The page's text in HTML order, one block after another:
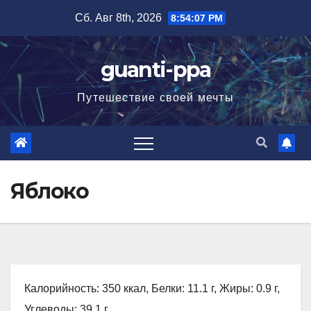
содержимому
Сб. Авг 8th, 2026 8:54:08 PM
guanti-ppa
Путешествие своей мечты
Яблоко
Калорийность: 350 ккал, Белки: 11.1 г, Жиры: 0.9 г,